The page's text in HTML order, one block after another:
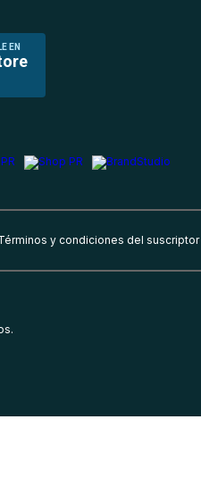
EN
y condiciones del suscriptor